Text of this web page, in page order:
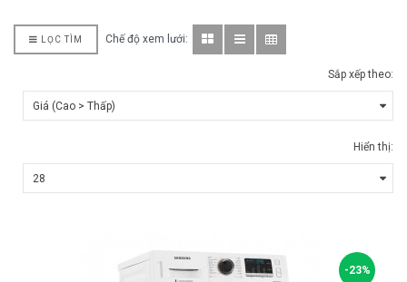
LỌC TÌM Chế độ xem lưới:
Sắp xếp theo:
Hiển thị:
-23%